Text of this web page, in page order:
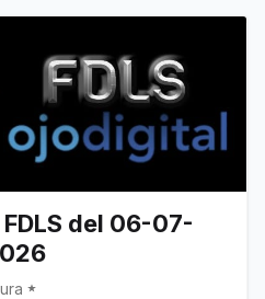
del 06-07-